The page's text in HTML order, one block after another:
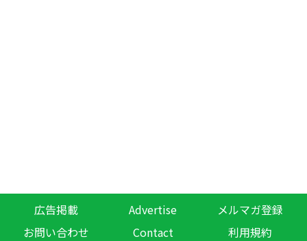
広告掲載 Advertise
メルマガ登録
お問い合わせ
Contact
利用規約